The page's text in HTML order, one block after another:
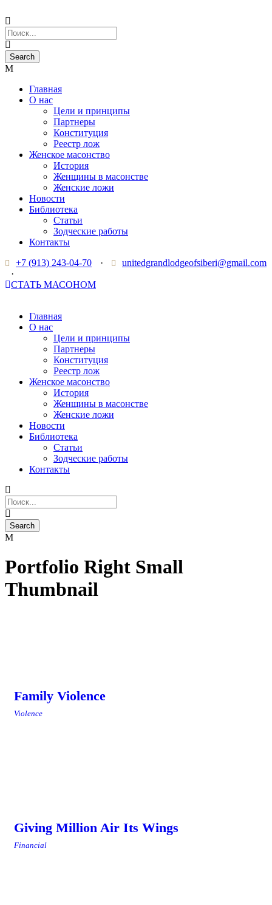
Главная
О нас
Цели и принципы
Партнеры
Конституция
Реестр лож
Женское масонство
История
Женщины в масонстве
Женские ложи
Новости
Библиотека
Статьи
Зодческие работы
Контакты
+7 (913) 243-04-70
·
unitedgrandlodgeofsiberi@gmail.com
·
СТАТЬ МАСОНОМ
Главная
О нас
Цели и принципы
Партнеры
Конституция
Реестр лож
Женское масонство
История
Женщины в масонстве
Женские ложи
Новости
Библиотека
Статьи
Зодческие работы
Контакты
Portfolio Right Small
Thumbnail
Family Violence
Violence
Giving Million Air Its Wings
Financial